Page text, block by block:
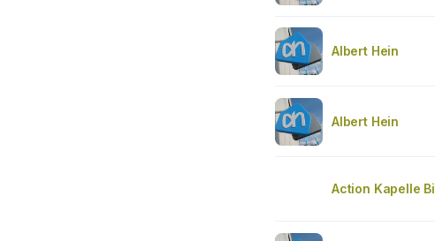
Albert Hein
Albert Hein
Action Kapelle